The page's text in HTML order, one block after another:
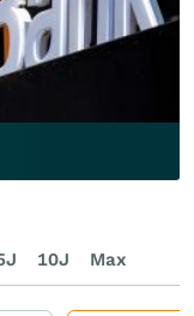
10J Max